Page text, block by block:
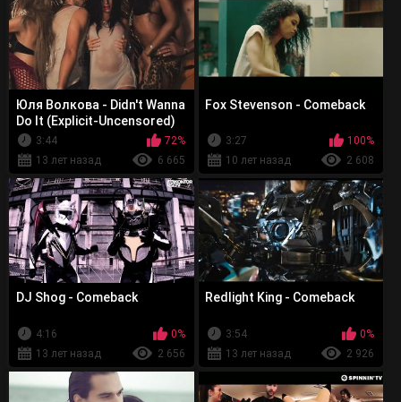
Юля Волкова - Didn't Wanna
Do It (Explicit-Uncensored)
3:44
72%
13 лет назад
6 665
Fox Stevenson - Comeback
3:27
100%
10 лет назад
2 608
DJ Shog - Comeback
4:16
0%
13 лет назад
2 656
Redlight King - Comeback
3:54
0%
13 лет назад
2 926